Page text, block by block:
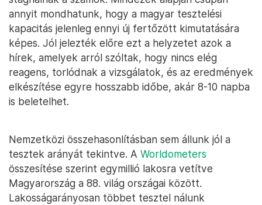
annyit mondhatunk, hogy a magyar tesztelési
kapacitás jelenleg ennyi új fertőzött kimutatására
képes. Jól jelezték előre ezt a helyzetet azok a
hírek, amelyek arról szóltak, hogy nincs elég
reagens, torlódnak a vizsgálatok, és az eredmények
elkészítése egyre hosszabb időbe, akár 8-10 napba
is beletelhet.
Nemzetközi összehasonlításban sem állunk jól a
tesztek arányát tekintve. A Worldometers
összesítése szerint egymillió lakosra vetítve
Magyarország a 88. világ országai között.
Lakosságarányosan többet tesztel nálunk